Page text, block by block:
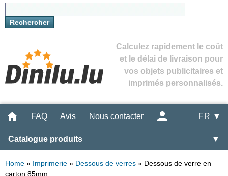
Calculez rapidement le coût
et le délai de livraison pour
vos objets publicitaires et
imprimés personnalisés.
FAQ Avis Nous contacter FR ▼
Catalogue produits ▼
Home » Imprimerie » Dessous de verres » Dessous de verre en
carton 85mm